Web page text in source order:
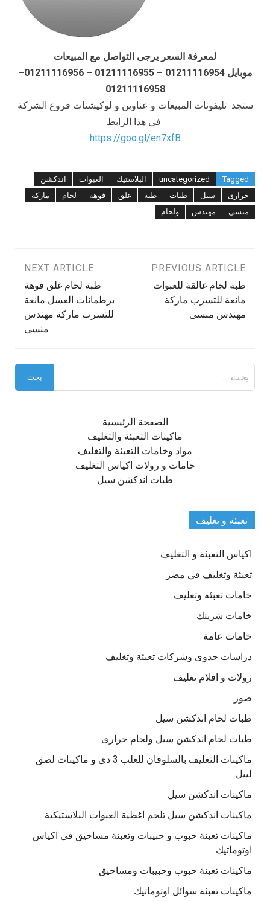
لمعرفة السعر يرجى التواصل مع المبيعات
موبايل 01211116954 – 01211116955 – 01211116956–
01211116958
ستجد تليفونات المبيعات و عناوين و لوكيشنات فروع الشركة
في هذا الرابط
https://goo.gl/en7xfB
Tagged
uncategorized البلاستيك العبوات
اندكشن
حرارى
سيل طبات طبة غلق فوهة لحام
ماركة
منسى
مهندس ولحام
تصفّح
المقالات
PREVIOUS ARTICLE
طبة لحام غالقة للعبوات
مانعة للتسرب ماركة
مهندس منسى
NEXT ARTICLE
طبة لحام غلق فوهة
برطمانات العسل مانعة
للتسرب ماركة مهندس
منسى
عن:
الصفحة الرئيسية
ماكينات التعبئة والتغليف
مواد وخامات التعبئة والتغليف
خامات و رولات اكياس التغليف
طبات اندكشن سيل
تعبئة و تغليف
اكياس التعبئة و التغليف
تعبئة وتغليف في مصر
خامات تعبئه وتغليف
خامات شرينك
خامات عامة
دراسات جدوى وشركات تعبئة وتغليف
رولات و افلام تغليف
صور
طبات لحام اندكشن سيل
طبات لحام اندكشن سيل ولحام حرارى
ماكينات التغليف بالسلوفان للعلب 3 دي و ماكينات لصق
ليبل
ماكينات اندكشن سيل
ماكينات اندكشن سيل تلحم اغطية العبوات البلاستيكية
ماكينات تعبئة حبوب و حبيبات وتعبئة مساحيق في اكياس
اوتوماتيك
ماكينات تعبئة حبوب وحبيبات ومساحيق
ماكينات تعبئة سوائل اوتوماتيك